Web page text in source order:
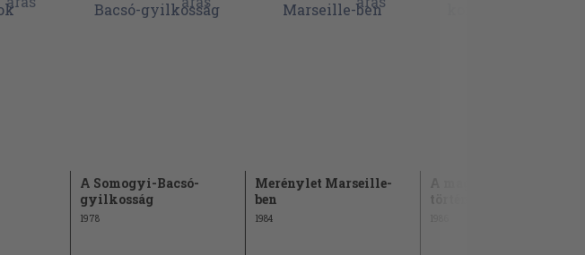
A Somogyi-Bacsó-
gyilkosság
1978
Merénylet Marseille-
ben
1984
A magyar korona
története